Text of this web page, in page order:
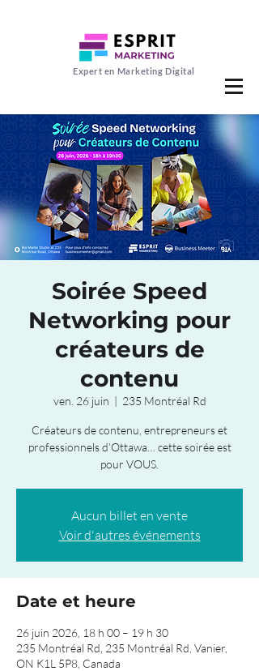
Expert en Marketing Digital
Soirée Speed
Networking pour
créateurs de
contenu
ven. 26 juin
  |
235 Montréal Rd
Créateurs de contenu, entrepreneurs et
professionnels d’Ottawa… cette soirée est
pour VOUS.
Aucun billet en vente
Voir d'autres événements
Date et heure
26 juin 2026, 18 h 00 – 19 h 30
235 Montréal Rd, 235 Montréal Rd, Vanier,
ON K1L 5P8, Canada